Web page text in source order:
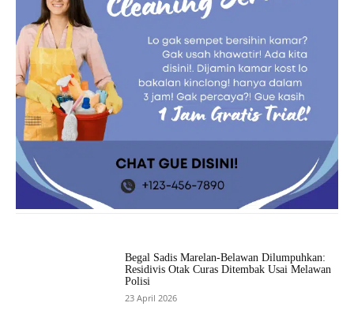
Begal Sadis Marelan-Belawan Dilumpuhkan:
Residivis Otak Curas Ditembak Usai Melawan
Polisi
23 April 2026